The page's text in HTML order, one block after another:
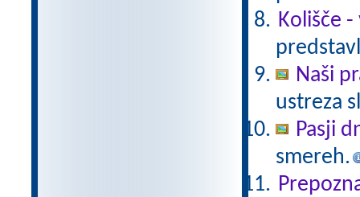
Kolišče
Naši
ustreza
Pasji
smereh.